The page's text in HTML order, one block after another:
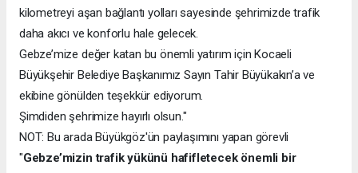
kilometreyi aşan bağlantı yolları sayesinde şehrimizde trafik
daha akıcı ve konforlu hale gelecek.
Gebze’mize değer katan bu önemli yatırım için Kocaeli
Büyükşehir Belediye Başkanımız Sayın Tahir Büyükakın’a ve
ekibine gönülden teşekkür ediyorum.
Şimdiden şehrimize hayırlı olsun."
NOT: Bu arada Büyükgöz'ün paylaşımını yapan görevli
"Gebze’mizin trafik yükünü hafifletecek önemli bir